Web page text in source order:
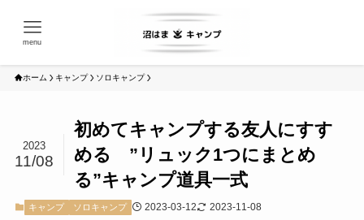
menu
ホーム キャンプ ソロキャンプ
初めてキャンプする友人にすす
める ”リュック1つにまとめ
る”キャンプ道具一式
2023
11/08
キャンプ ソロキャンプ 2023-03-12 2023-11-08